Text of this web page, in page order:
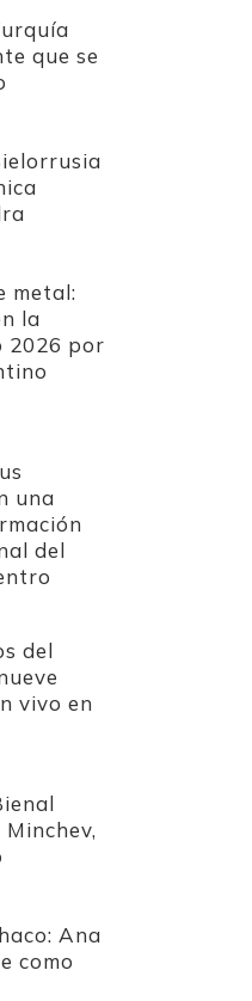
que se
metal:
la
2026 por
una
del
del
vivo en
Ana
como